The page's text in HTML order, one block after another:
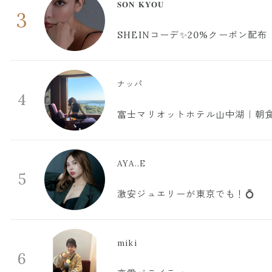
3
𝐒𝐎𝐍 𝐊𝐘𝐎𝐔
SHEINコーデ✨20%クーポン配布
4
ナッパ
富士マリオットホテル山中湖｜朝
5
AYA..E
激安ジュエリーが東京でも！💍
6
miki